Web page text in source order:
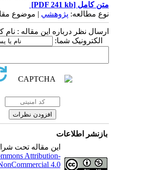
متن کامل[PDF 241 kb]
نوع مطالعه:پژوهشي| موضوع
ارسال نظر درباره این مقاله : نام
الکترونیک شما:
بازنشر اطلاعات
این مقاله تحت
Attribution-
NonCommercial 4.0